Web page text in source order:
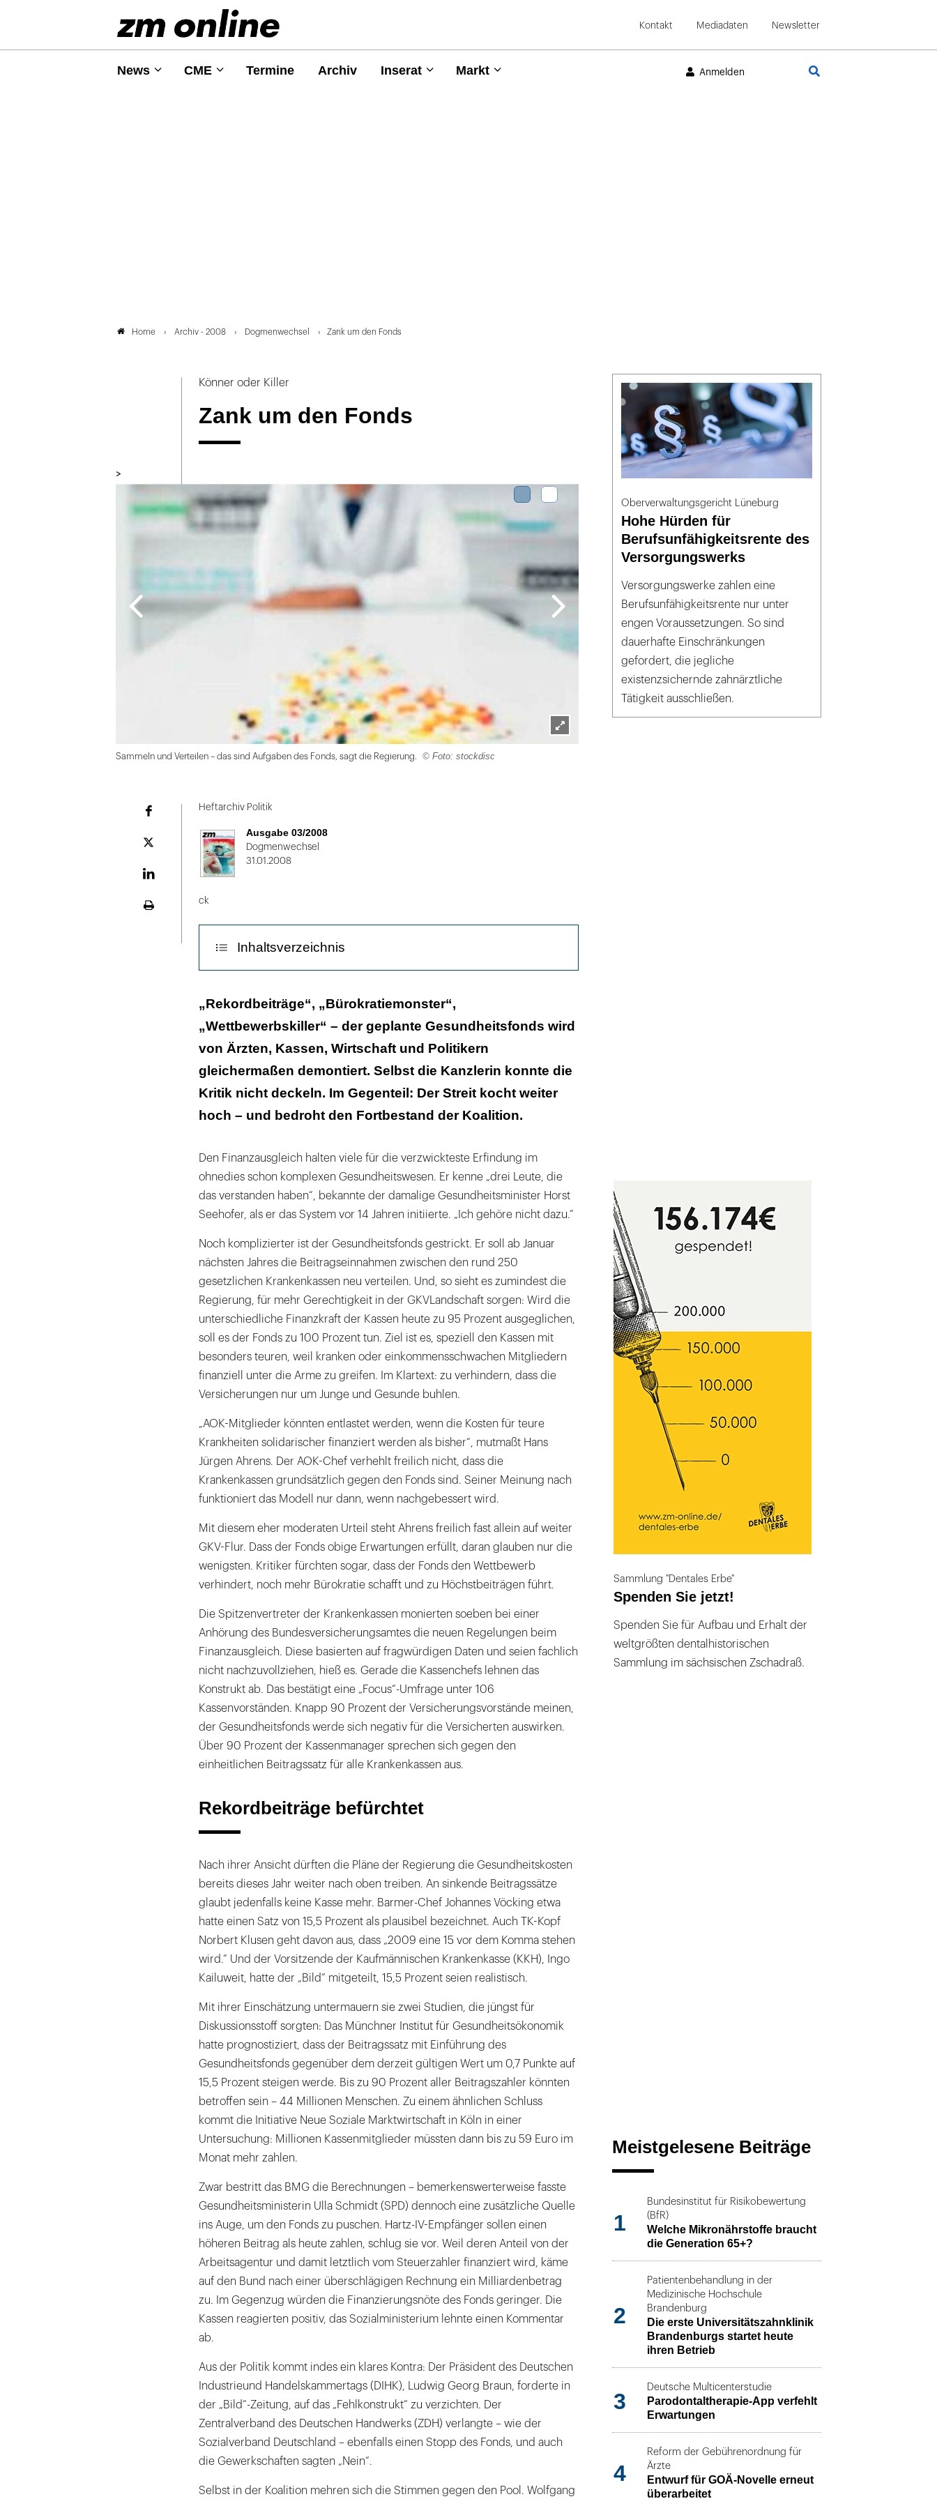
Kontakt Mediadaten Newsletter
News CME Termine Archiv Inserat Markt Anmelden
Home Archiv - 2008 Dogmenwechsel Zank um den Fonds
Könner oder Killer
Zank um den Fonds
>
Lightbox
Sammeln und Verteilen – das sind Aufgaben des Fonds, sagt die Regierung. © Foto: stockdisc
Plattform
Heftarchiv Politik
Ausgabe 03/2008
Dogmenwechsel
31.01.2008
ck
Inhaltsverzeichnis
Rekordbeiträge befürchtet
Sammeln und Verteilen
„Rekordbeiträge“, „Bürokratiemonster“,
„Wettbewerbskiller“ – der geplante Gesundheitsfonds wird
von Ärzten, Kassen, Wirtschaft und Politikern
gleichermaßen demontiert. Selbst die Kanzlerin konnte die
Kritik nicht deckeln. Im Gegenteil: Der Streit kocht weiter
hoch – und bedroht den Fortbestand der Koalition.
Den Finanzausgleich halten viele für die verzwickteste Erfindung im
ohnedies schon komplexen Gesundheitswesen. Er kenne „drei Leute, die
das verstanden haben“, bekannte der damalige Gesundheitsminister Horst
Seehofer, als er das System vor 14 Jahren initiierte. „Ich gehöre nicht dazu.“
Noch komplizierter ist der Gesundheitsfonds gestrickt. Er soll ab Januar
nächsten Jahres die Beitragseinnahmen zwischen den rund 250
gesetzlichen Krankenkassen neu verteilen. Und, so sieht es zumindest die
Regierung, für mehr Gerechtigkeit in der GKVLandschaft sorgen: Wird die
unterschiedliche Finanzkraft der Kassen heute zu 95 Prozent ausgeglichen,
soll es der Fonds zu 100 Prozent tun. Ziel ist es, speziell den Kassen mit
besonders teuren, weil kranken oder einkommensschwachen Mitgliedern
finanziell unter die Arme zu greifen. Im Klartext: zu verhindern, dass die
Versicherungen nur um Junge und Gesunde buhlen.
„AOK-Mitglieder könnten entlastet werden, wenn die Kosten für teure
Krankheiten solidarischer finanziert werden als bisher“, mutmaßt Hans
Jürgen Ahrens. Der AOK-Chef verhehlt freilich nicht, dass die
Krankenkassen grundsätzlich gegen den Fonds sind. Seiner Meinung nach
funktioniert das Modell nur dann, wenn nachgebessert wird.
Mit diesem eher moderaten Urteil steht Ahrens freilich fast allein auf weiter
GKV-Flur. Dass der Fonds obige Erwartungen erfüllt, daran glauben nur die
wenigsten. Kritiker fürchten sogar, dass der Fonds den Wettbewerb
verhindert, noch mehr Bürokratie schafft und zu Höchstbeiträgen führt.
Die Spitzenvertreter der Krankenkassen monierten soeben bei einer
Anhörung des Bundesversicherungsamtes die neuen Regelungen beim
Finanzausgleich. Diese basierten auf fragwürdigen Daten und seien fachlich
nicht nachzuvollziehen, hieß es. Gerade die Kassenchefs lehnen das
Konstrukt ab. Das bestätigt eine „Focus“-Umfrage unter 106
Kassenvorständen. Knapp 90 Prozent der Versicherungsvorstände meinen,
der Gesundheitsfonds werde sich negativ für die Versicherten auswirken.
Über 90 Prozent der Kassenmanager sprechen sich gegen den
einheitlichen Beitragssatz für alle Krankenkassen aus.
Rekordbeiträge befürchtet
Nach ihrer Ansicht dürften die Pläne der Regierung die Gesundheitskosten
bereits dieses Jahr weiter nach oben treiben. An sinkende Beitragssätze
glaubt jedenfalls keine Kasse mehr. Barmer-Chef Johannes Vöcking etwa
hatte einen Satz von 15,5 Prozent als plausibel bezeichnet. Auch TK-Kopf
Norbert Klusen geht davon aus, dass „2009 eine 15 vor dem Komma stehen
wird.“ Und der Vorsitzende der Kaufmännischen Krankenkasse (KKH), Ingo
Kailuweit, hatte der „Bild“ mitgeteilt, 15,5 Prozent seien realistisch.
Mit ihrer Einschätzung untermauern sie zwei Studien, die jüngst für
Diskussionsstoff sorgten: Das Münchner Institut für Gesundheitsökonomik
hatte prognostiziert, dass der Beitragssatz mit Einführung des
Gesundheitsfonds gegenüber dem derzeit gültigen Wert um 0,7 Punkte auf
15,5 Prozent steigen werde. Bis zu 90 Prozent aller Beitragszahler könnten
betroffen sein – 44 Millionen Menschen. Zu einem ähnlichen Schluss
kommt die Initiative Neue Soziale Marktwirtschaft in Köln in einer
Untersuchung: Millionen Kassenmitglieder müssten dann bis zu 59 Euro im
Monat mehr zahlen.
Zwar bestritt das BMG die Berechnungen – bemerkenswerterweise fasste
Gesundheitsministerin Ulla Schmidt (SPD) dennoch eine zusätzliche Quelle
ins Auge, um den Fonds zu puschen. Hartz-IV-Empfänger sollen einen
höheren Beitrag als heute zahlen, schlug sie vor. Weil deren Anteil von der
Arbeitsagentur und damit letztlich vom Steuerzahler finanziert wird, käme
auf den Bund nach einer überschlägigen Rechnung ein Milliardenbetrag
zu. Im Gegenzug würden die Finanzierungsnöte des Fonds geringer. Die
Kassen reagierten positiv, das Sozialministerium lehnte einen Kommentar
ab.
Aus der Politik kommt indes ein klares Kontra: Der Präsident des Deutschen
Industrieund Handelskammertags (DIHK), Ludwig Georg Braun, forderte in
der „Bild“-Zeitung, auf das „Fehlkonstrukt“ zu verzichten. Der
Zentralverband des Deutschen Handwerks (ZDH) verlangte – wie der
Sozialverband Deutschland – ebenfalls einen Stopp des Fonds, und auch
die Gewerkschaften sagten „Nein“.
Selbst in der Koalition mehren sich die Stimmen gegen den Pool. Wolfgang
Oberverwaltungsgericht Lüneburg
Hohe Hürden für
Berufsunfähigkeitsrente des
Versorgungswerks
Versorgungswerke zahlen eine
Berufsunfähigkeitsrente nur unter
engen Voraussetzungen. So sind
dauerhafte Einschränkungen
gefordert, die jegliche
existenzsichernde zahnärztliche
Tätigkeit ausschließen.
Sammlung "Dentales Erbe"
Spenden Sie jetzt!
Spenden Sie für Aufbau und Erhalt der
weltgrößten dentalhistorischen
Sammlung im sächsischen Zschadraß.
Meistgelesene Beiträge
1
Bundesinstitut für Risikobewertung
(BfR)
Welche Mikronährstoffe braucht
die Generation 65+?
2
Patientenbehandlung in der
Medizinische Hochschule
Brandenburg
Die erste Universitätszahnklinik
Brandenburgs startet heute
ihren Betrieb
3
Deutsche Multicenterstudie
Parodontaltherapie-App verfehlt
Erwartungen
4
Reform der Gebührenordnung für
Ärzte
Entwurf für GOÄ-Novelle erneut
überarbeitet